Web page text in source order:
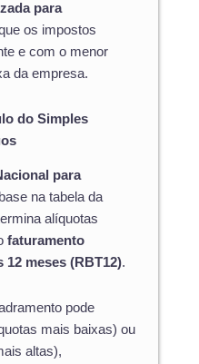
para
os impostos
e com o menor
da empresa.
do Simples
para
na tabela da
alíquotas
faturamento
meses (RBT12).
pode
mais baixas) ou
altas),